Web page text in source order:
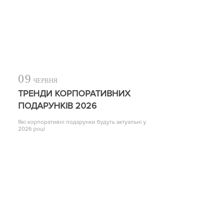
09 ЧЕРВНЯ
ТРЕНДИ КОРПОРАТИВНИХ
ПОДАРУНКІВ 2026
Які корпоративні подарунки будуть актуальні у
2026 році